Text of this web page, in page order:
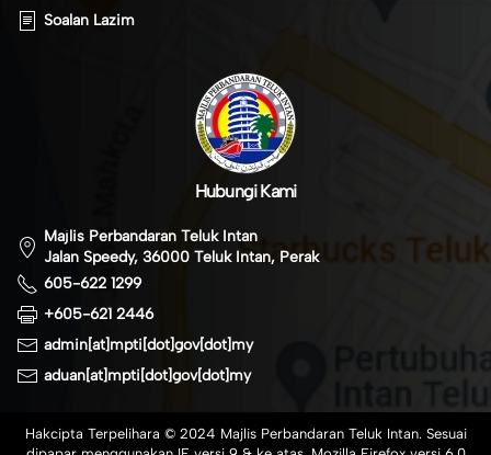
Soalan Lazim
Hubungi Kami
Majlis Perbandaran Teluk Intan
Jalan Speedy, 36000 Teluk Intan, Perak
605-622 1299
+605-621 2446
admin[at]mpti[dot]gov[dot]my
aduan[at]mpti[dot]gov[dot]my
Hakcipta Terpelihara © 2024 Majlis Perbandaran Teluk Intan. Sesuai